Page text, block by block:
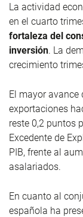
La actividad
en el cuarto
fortaleza del
inversión. La
crecimiento
El mayor avance
exportaciones
reste 0,2 puntos
Excedente de
PIB, frente al
asalariados.
En cuanto al
española ha